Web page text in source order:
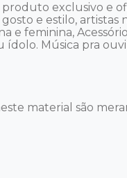
exclusivo e
e estilo,
e feminina,
Música pra
material são